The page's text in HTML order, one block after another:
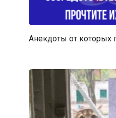
Анекдоты от